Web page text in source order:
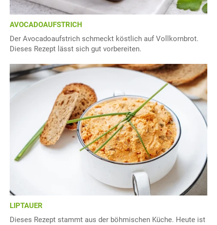
AVOCADOAUFSTRICH
Der Avocadoaufstrich schmeckt köstlich auf Vollkornbrot.
Dieses Rezept lässt sich gut vorbereiten.
LIPTAUER
Dieses Rezept stammt aus der böhmischen Küche. Heute ist